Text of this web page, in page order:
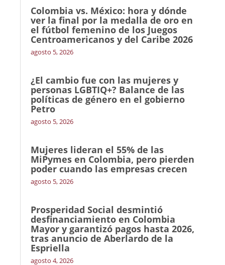
Colombia vs. México: hora y dónde
ver la final por la medalla de oro en
el fútbol femenino de los Juegos
Centroamericanos y del Caribe 2026
agosto 5, 2026
¿El cambio fue con las mujeres y
personas LGBTIQ+? Balance de las
políticas de género en el gobierno
Petro
agosto 5, 2026
Mujeres lideran el 55% de las
MiPymes en Colombia, pero pierden
poder cuando las empresas crecen
agosto 5, 2026
Prosperidad Social desmintió
desfinanciamiento en Colombia
Mayor y garantizó pagos hasta 2026,
tras anuncio de Aberlardo de la
Espriella
agosto 4, 2026